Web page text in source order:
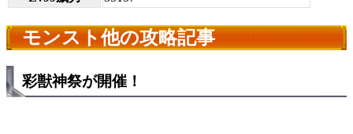
モンスト他の攻略記事
彩獣神祭が開催！